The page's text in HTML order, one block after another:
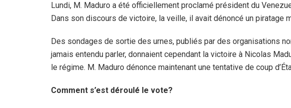
Lundi, M. Maduro a été officiellement proclamé président du
Dans son discours de victoire, la veille, il avait dénoncé un piratage
Des sondages de sortie des urnes, publiés par des organisations
jamais entendu parler, donnaient cependant la victoire à Nicolas
le régime. M. Maduro dénonce maintenant une tentative de coup
Comment s’est déroulé le vote?